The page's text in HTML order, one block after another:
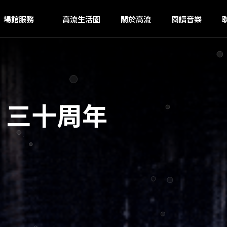
場館服務 高流生活圈 關於高流 閱讀音樂
十周年